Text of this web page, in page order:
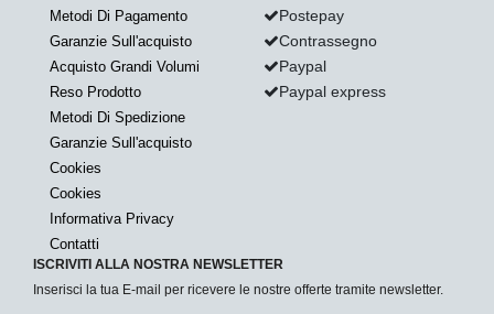
Metodi Di Pagamento
Garanzie Sull'acquisto
Acquisto Grandi Volumi
Reso Prodotto
Metodi Di Spedizione
Garanzie Sull'acquisto
Cookies
Cookies
Informativa Privacy
Contatti
Postepay
Contrassegno
Paypal
Paypal express
ISCRIVITI ALLA NOSTRA NEWSLETTER
Inserisci la tua E-mail per ricevere le nostre offerte tramite newsletter.